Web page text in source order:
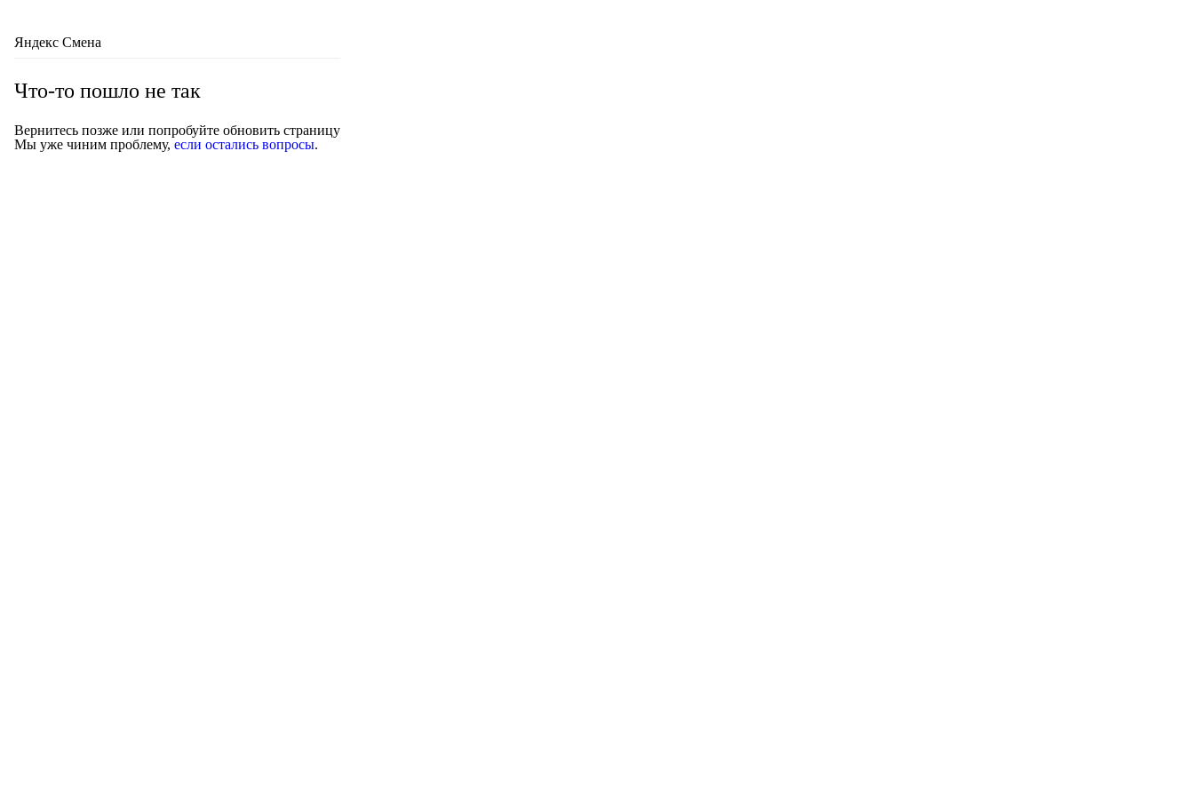
Яндекс Смена
Что-то пошло не так
Вернитесь позже или попробуйте обновить страницу
Мы уже чиним проблему, если остались вопросы.